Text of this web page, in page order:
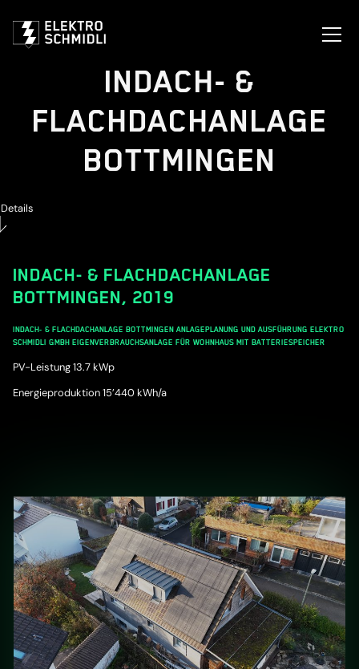
INDACH- &
FLACHDACHANLAGE
BOTTMINGEN
INDACH- & FLACHDACHANLAGE
BOTTMINGEN, 2019
INDACH- & FLACHDACHANLAGE BOTTMINGEN ANLAGEPLANUNG UND AUSFÜHRUNG ELEKTRO
SCHMIDLI GMBH EIGENVERBRAUCHSANLAGE FÜR WOHNHAUS MIT BATTERIESPEICHER
PV-Leistung 13.7 kWp
Energieproduktion 15’440 kWh/a